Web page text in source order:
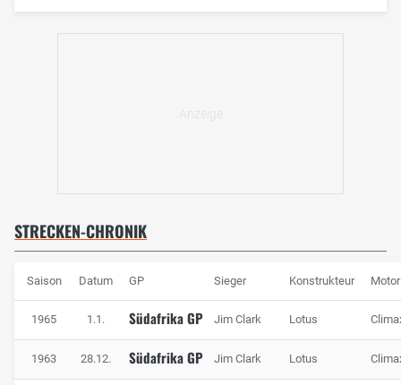
STRECKEN-CHRONIK
Saison Datum GP Sieger Konstrukteur Motor
1965 1.1. Südafrika GP Jim Clark Lotus
1963 28.12. Südafrika GP Jim Clark Lotus